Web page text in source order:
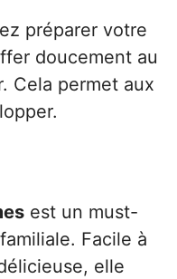
préparer votre
doucement au
Cela permet aux
est un must-
Facile à
elle